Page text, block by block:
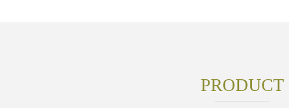
PRODUCT